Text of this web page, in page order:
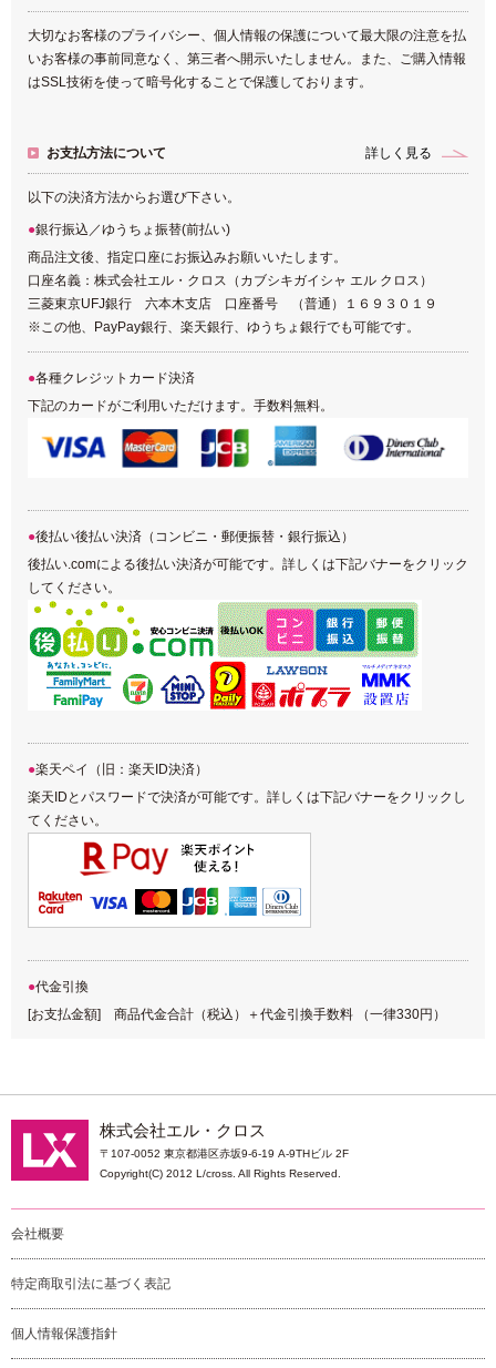
大切なお客様のプライバシー、個人情報の保護について最大限の注意を払
いお客様の事前同意なく、第三者へ開示いたしません。また、ご購入情報
はSSL技術を使って暗号化することで保護しております。
お支払方法について 詳しく見る
以下の決済方法からお選び下さい。
銀行振込／ゆうちょ振替(前払い)
商品注文後、指定口座にお振込みお願いいたします。
口座名義：株式会社エル・クロス（カブシキガイシャ エル クロス）
三菱東京UFJ銀行 六本木支店 口座番号 （普通）１６９３０１９
※この他、PayPay銀行、楽天銀行、ゆうちょ銀行でも可能です。
各種クレジットカード決済
下記のカードがご利用いただけます。手数料無料。
後払い後払い決済（コンビニ・郵便振替・銀行振込）
後払い.comによる後払い決済が可能です。詳しくは下記バナーをクリック
してください。
楽天ペイ（旧：楽天ID決済）
楽天IDとパスワードで決済が可能です。詳しくは下記バナーをクリックし
てください。
代金引換
[お支払金額] 商品代金合計（税込）＋代金引換手数料 （一律330円）
株式会社エル・クロス
〒107-0052 東京都港区赤坂9-6-19 A-9THビル 2F
Copyright(C) 2012 L/cross. All Rights Reserved.
会社概要
特定商取引法に基づく表記
個人情報保護指針